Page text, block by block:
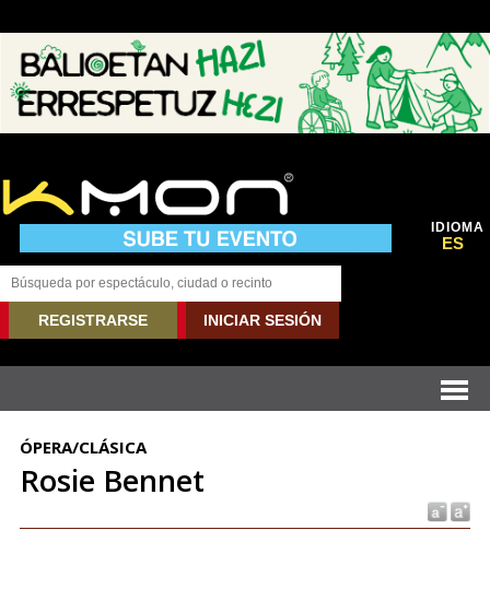
IDIOMA
ES
REGISTRARSE INICIAR SESIÓN
ÓPERA/CLÁSICA
Rosie Bennet